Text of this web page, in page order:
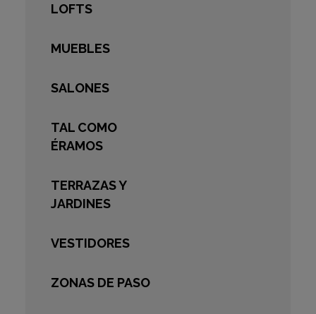
LOFTS
MUEBLES
SALONES
TAL COMO
ÉRAMOS
TERRAZAS Y
JARDINES
VESTIDORES
ZONAS DE PASO